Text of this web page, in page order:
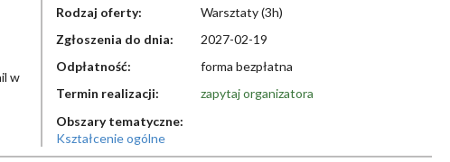
w
Rodzaj oferty:
Warsztaty (3h)
Zgłoszenia do dnia:
2027-02-19
Odpłatność:
forma bezpłatna
Termin realizacji:
zapytaj organizatora
Obszary tematyczne:
Kształcenie ogólne